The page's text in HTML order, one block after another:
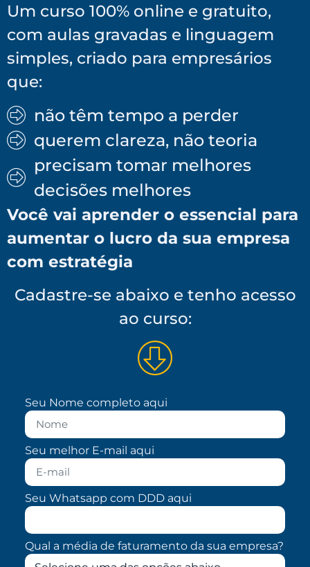
Um curso 100% online e gratuito,
com aulas gravadas e linguagem
simples, criado para empresários
que:
não têm tempo a perder
querem clareza, não teoria
precisam tomar melhores
decisões melhores
Você vai aprender o essencial para
aumentar o lucro da sua empresa
com estratégia
Cadastre-se abaixo e tenho acesso
ao curso:
Seu Nome completo aqui
Seu melhor E-mail aqui
Seu Whatsapp com DDD aqui
Qual a média de faturamento da sua empresa?